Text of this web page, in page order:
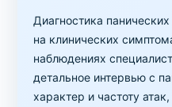
Диагностика
на клинических
наблюдениях
детальное интервью с
характер и частоту